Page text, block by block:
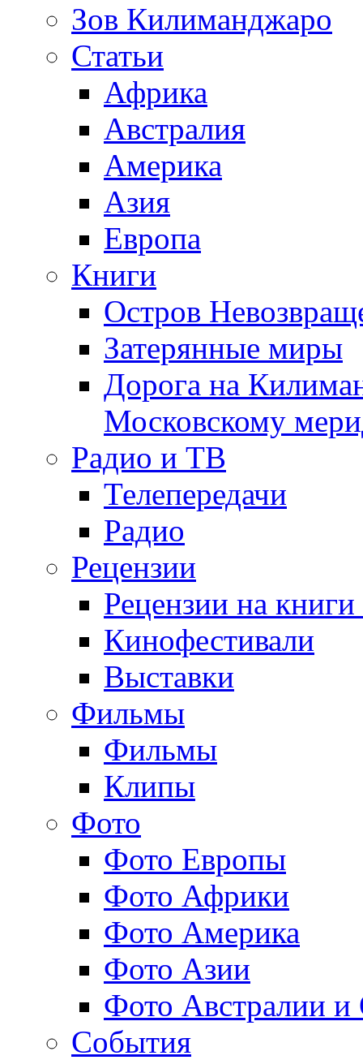
Зов Килиманджаро
Статьи
Африка
Австралия
Америка
Азия
Европа
Книги
Остров
Затерянные миры
Дорога на
Московскому
Радио и ТВ
Телепередачи
Радио
Рецензии
Рецензии на
Кинофестивали
Выставки
Фильмы
Фильмы
Клипы
Фото
Фото Европы
Фото Африки
Фото Америка
Фото Азии
Фото Австралии и
События